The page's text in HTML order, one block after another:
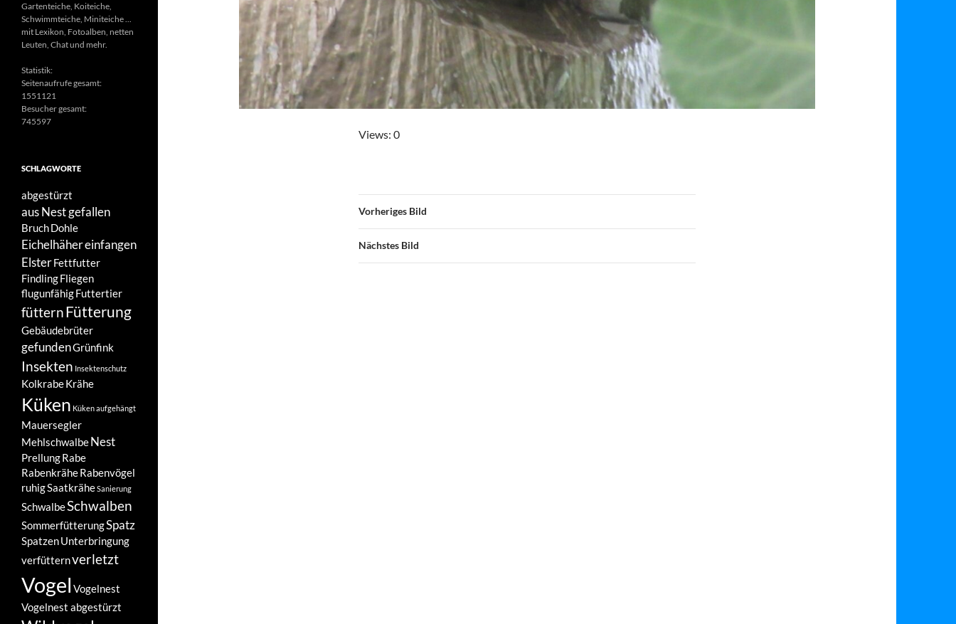
Views: 0
Vorheriges Bild
Nächstes Bild
Gartenteiche, Koiteiche,
Schwimmteiche, Miniteiche ...
mit Lexikon, Fotoalben, netten
Leuten, Chat und mehr.
Statistik:
Seitenaufrufe gesamt:
1551121
Besucher gesamt:
745597
SCHLAGWORTE
abgestürzt
aus Nest gefallen
BruchDohle
Eichelhähereinfangen
ElsterFettfutter
FindlingFliegen
flugunfähigFuttertier
fütternFütterung
Gebäudebrüter
gefundenGrünfink
Insekten Insektenschutz
KolkrabeKrähe
Küken Küken aufgehängt
Mauersegler
MehlschwalbeNest
PrellungRabe
RabenkräheRabenvögel
ruhigSaatkräheSanierung
SchwalbeSchwalben
SommerfütterungSpatz
SpatzenUnterbringung
verfütternverletzt
Vogel Vogelnest
Vogelnest abgestürzt